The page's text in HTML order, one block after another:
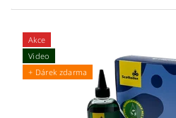
Akce
Video
+ Dárek zdarma